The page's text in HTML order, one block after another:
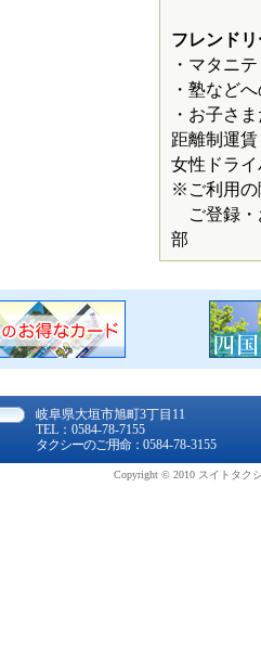
フレンド
・マタニ
・塾など
・お子さ
距離制運
女性ドラ
※ご利用の
ご登録・
部
岐阜県大垣市旭町3丁目11
TEL：0584-78-7155
タクシーのご用命： 0584-78-3155
Copyright © 2010 スイトタク